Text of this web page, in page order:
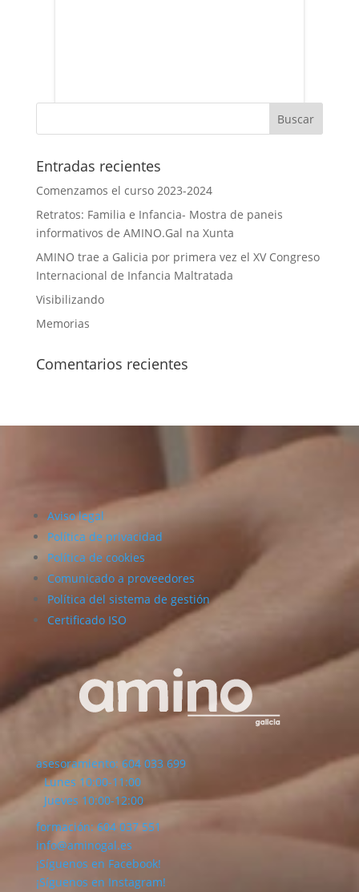
Entradas recientes
Comenzamos el curso 2023-2024
Retratos: Familia e Infancia- Mostra de paneis
informativos de AMINO.Gal na Xunta
AMINO trae a Galicia por primera vez el XV Congreso
Internacional de Infancia Maltratada
Visibilizando
Memorias
Comentarios recientes
Aviso legal
Política de privacidad
Política de cookies
Comunicado a proveedores
Política del sistema de gestión
Certificado ISO
asesoramiento: 604 033 699
Lunes 10:00-11:00
Jueves 10:00-12:00
formación: 604 037 551
info@aminogal.es
¡Síguenos en Facebook!
¡Síguenos en Instagram!